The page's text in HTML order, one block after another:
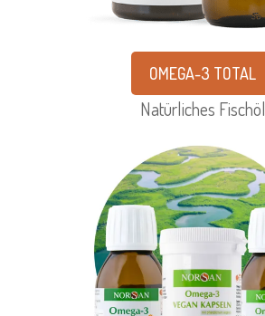
OMEGA-3 TOTAL
Natürliches Fischöl